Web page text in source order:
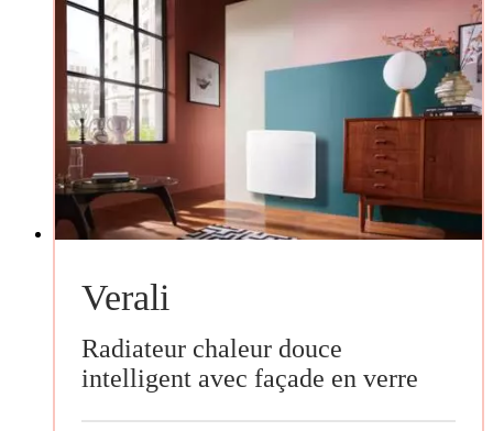
Verali
Radiateur chaleur douce
intelligent avec façade en verre